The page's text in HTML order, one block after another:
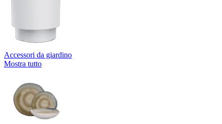
Accessori da giardino
Mostra tutto